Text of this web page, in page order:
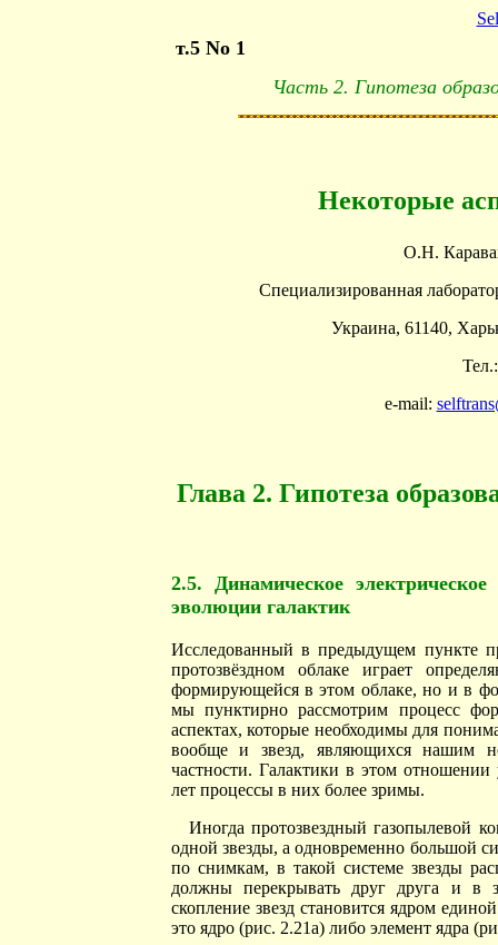
т.5 No 1
Часть 2. Гипотеза
Некоторые
О.Н.
Специализированная
Украина, 61140,
e-mail:
Глава 2. Гипотеза
2.5. Динамическое
эволюции галактик
Исследованный в предыдущем пункте
протозвёздном облаке играет
формирующейся в этом облаке, но и в
мы пунктирно рассмотрим процесс
аспектах, которые необходимы для
вообще и звезд, являющихся нашим
частности. Галактики в этом
лет процессы в них более зримы.
Иногда протозвездный газопылевой
одной звезды, а одновременно большой
по снимкам, в такой системе звезды
должны перекрывать друг друга и в
скопление звезд становится ядром
это ядро (рис. 2.21а) либо элемент ядра